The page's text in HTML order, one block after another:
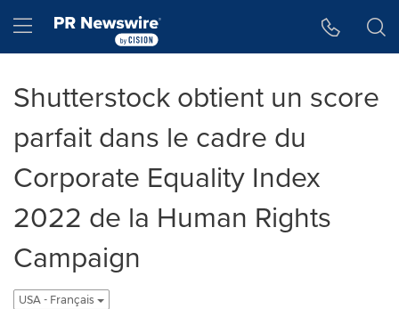
Hamburger menu
Shutterstock obtient un score
parfait dans le cadre du
Corporate Equality Index
2022 de la Human Rights
Campaign
USA - Français